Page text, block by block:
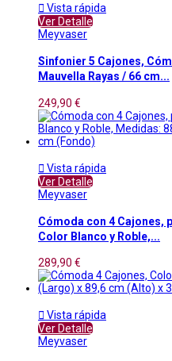
 Vista rápida
Ver Detalle
Meyvaser
Sinfonier 5 Cajones,
Mauvella Rayas / 66 cm...
249,90 €
 Vista rápida
Ver Detalle
Meyvaser
Cómoda con 4 Cajones,
Color Blanco y Roble,...
289,90 €
 Vista rápida
Ver Detalle
Meyvaser